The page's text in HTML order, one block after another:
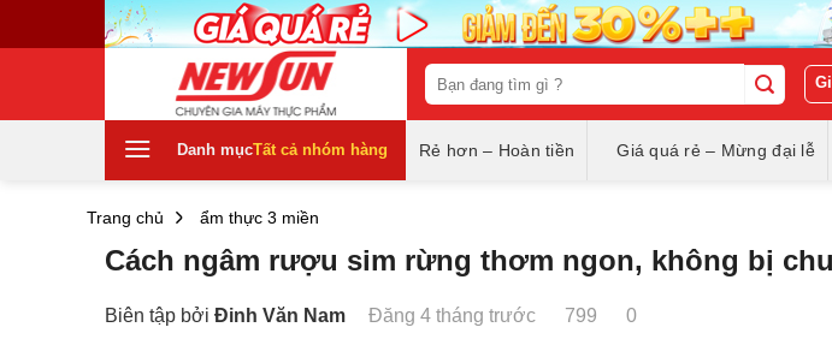
to
Tìm
kiếm:
Tất cả nhóm hàng
Danh mục Rẻ hơn – Hoàn tiền Giá quá rẻ – Mừng đại lễ
Trang chủ ẩm thực 3 miền
Cách ngâm rượu sim rừng thơm ngon, không bị
Biên tập bởi Đinh Văn Nam Đăng 4 tháng trước 799 0